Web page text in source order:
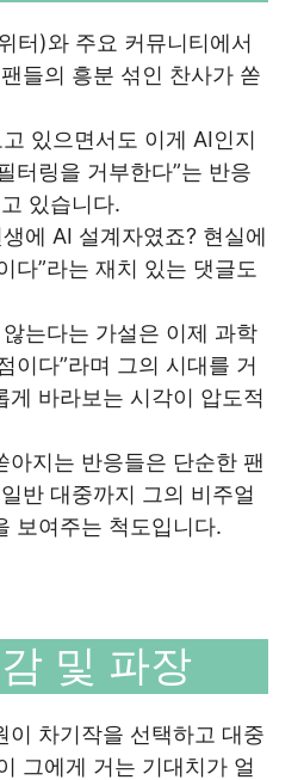
터)와 주요 커뮤니티에서
들의 흥분 섞인 찬사가 쏟
있으면서도 이게 AI인지
터링을 거부한다”는 반응
있습니다.
에 AI 설계자였죠? 현실에
다”라는 재치 있는 댓글도
는다는 가설은 이제 과학
이다”라며 그의 시대를 거
게 바라보는 시각이 압도적
아지는 반응들은 단순한 팬
반 대중까지 그의 비주얼
보여주는 척도입니다.
및 파장
이 차기작을 선택하고 대중
그에게 거는 기대치가 얼